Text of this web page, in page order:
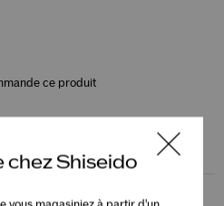
ce produit
chez Shiseido